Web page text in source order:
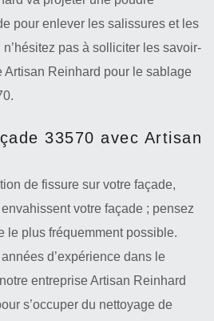
pour enlever les salissures et les
pas à solliciter les savoir-
Artisan Reinhard pour le sablage
33570 avec Artisan
de fissure sur votre façade,
votre façade ; pensez
le plus fréquemment possible.
d’expérience dans le
entreprise Artisan Reinhard
s’occuper du nettoyage de